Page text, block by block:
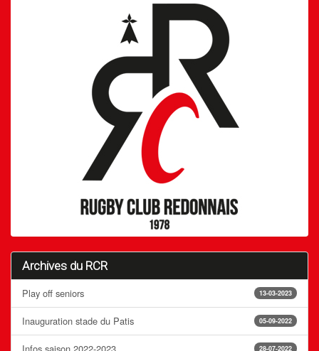
Archives du RCR
13-03-2023
Play off seniors
05-09-2022
Inauguration stade du Patis
28-07-2022
Infos saison 2022-2023